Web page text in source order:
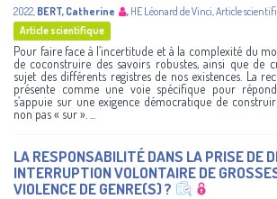
2022, BERT, Catherine , HE Léonard de Vinci,Article
Article scientifique
Pour faire face à l’incertitude et à la complexité du
de coconstruire des savoirs robustes, ainsi que de
sujet des différents registres de nos existences. La
présente comme une voie spécifique pour
s’appuie sur une exigence démocratique de
non pas « sur ». ...
LA RESPONSABILITÉ DANS LA PRISE DE
INTERRUPTION VOLONTAIRE DE
VIOLENCE DE GENRE(S) ?